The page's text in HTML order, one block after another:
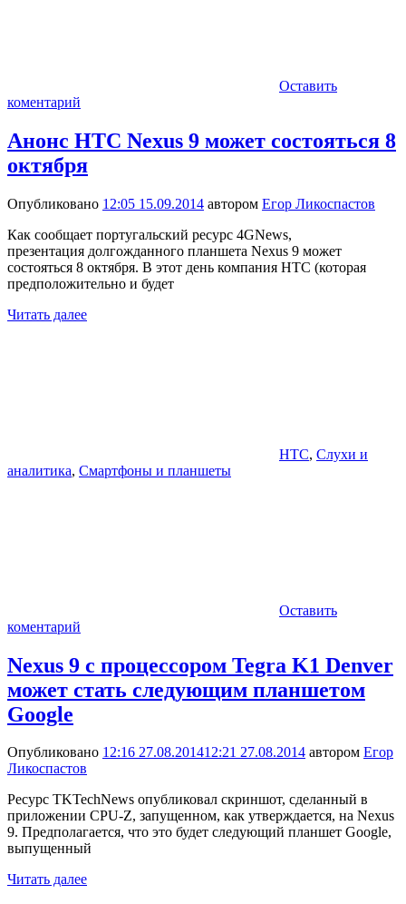
Оставить
коментарий
Анонс HTC Nexus 9 может состояться 8
октября
Опубликовано 12:05 15.09.2014 автором Егор Ликоспастов
Как сообщает португальский ресурс 4GNews,
презентация долгожданного планшета Nexus 9 может
состояться 8 октября. В этот день компания HTC (которая
предположительно и будет
Читать далее
HTC, Слухи и
аналитика, Смартфоны и планшеты
Оставить
коментарий
Nexus 9 с процессором Tegra K1 Denver
может стать следующим планшетом
Google
Опубликовано 12:16 27.08.201412:21 27.08.2014 автором Егор
Ликоспастов
Ресурс TKTechNews опубликовал скриншот, сделанный в
приложении CPU-Z, запущенном, как утверждается, на Nexus
9. Предполагается, что это будет следующий планшет Google,
выпущенный
Читать далее